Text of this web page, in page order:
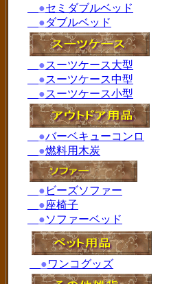
●セミダブルベッド
●ダブルベッド
●スーツケース大型
●スーツケース中型
●スーツケース小型
●バーベキューコンロ
●燃料用木炭
● ビーズソファー
●座椅子
●ソファーベッド
●ワンコグッズ